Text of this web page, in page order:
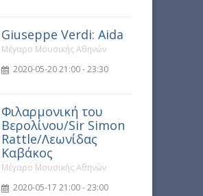
Giuseppe Verdi: Aida
Μέγαρο Μουσικής Αθηνών
2020-05-20 21:00 - 23:30
Φιλαρμονική του
Βερολίνου/Sir Simon
Rattle/Λεωνίδας
Καβάκος
Μέγαρο Μουσικής Αθηνών
2020-05-17 21:00 - 23:00